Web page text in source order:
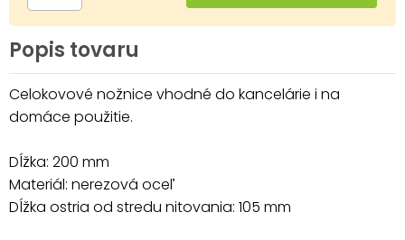
Popis tovaru
Celokovové nožnice vhodné do kancelárie i na
domáce použitie.
Dĺžka: 200 mm
Materiál: nerezová oceľ
Dĺžka ostria od stredu nitovania: 105 mm